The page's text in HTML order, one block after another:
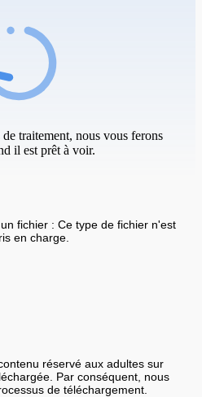
traitement, nous vous ferons
il est prêt à voir.
fichier : Ce type de fichier n'est
en charge.
réservé aux adultes sur
Par conséquent, nous
de téléchargement.